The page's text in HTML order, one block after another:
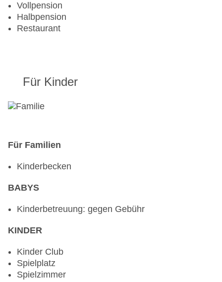
Vollpension
Halbpension
Restaurant
Für Kinder
Für Familien
Kinderbecken
BABYS
Kinderbetreuung: gegen Gebühr
KINDER
Kinder Club
Spielplatz
Spielzimmer